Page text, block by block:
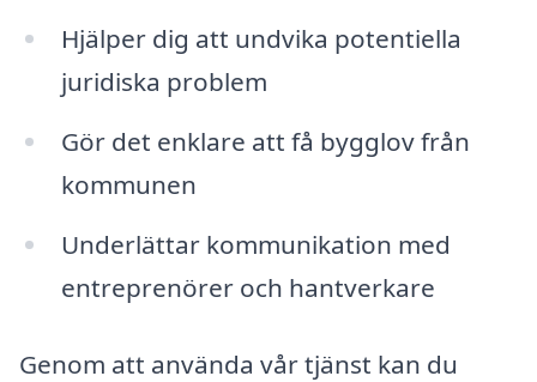
Hjälper dig att undvika potentiella
juridiska problem
Gör det enklare att få bygglov från
kommunen
Underlättar kommunikation med
entreprenörer och hantverkare
Genom att använda vår tjänst kan du